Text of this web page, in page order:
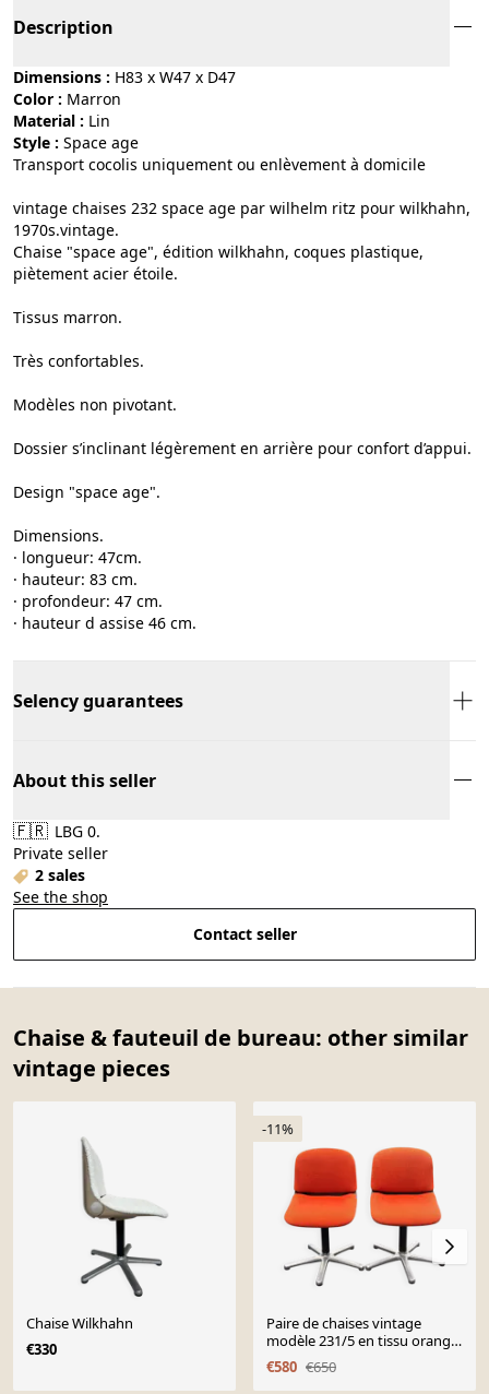
Description
Dimensions : H83 x W47 x D47
Color :
marron
Material :
lin
Style :
space age
Transport cocolis uniquement ou enlèvement à domicile
vintage chaises 232 space age par wilhelm ritz pour wilkhahn,
1970s.vintage.
Chaise "space age", édition wilkhahn, coques plastique,
piètement acier étoile.
Tissus marron.
Très confortables.
Modèles non pivotant.
Dossier s’inclinant légèrement en arrière pour confort d’appui.
Design "space age".
Dimensions.
· longueur: 47cm.
· hauteur: 83 cm.
· profondeur: 47 cm.
· hauteur d assise 46 cm.
Selency guarantees
About this seller
🇫🇷 LBG 0.
Private seller
2 sales
See the shop
Contact seller
Chaise & fauteuil de bureau: other similar
vintage pieces
Chaise Wilkhahn
€330
-11%
Paire de chaises vintage
modèle 231/5 en tissu orange
et aluminium par Wilkhahn
€580 €650